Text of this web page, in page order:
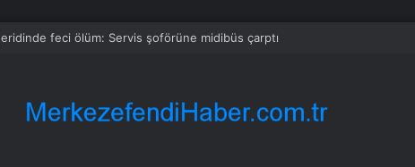
feci ölüm: Servis şoförüne midibüs çarptı